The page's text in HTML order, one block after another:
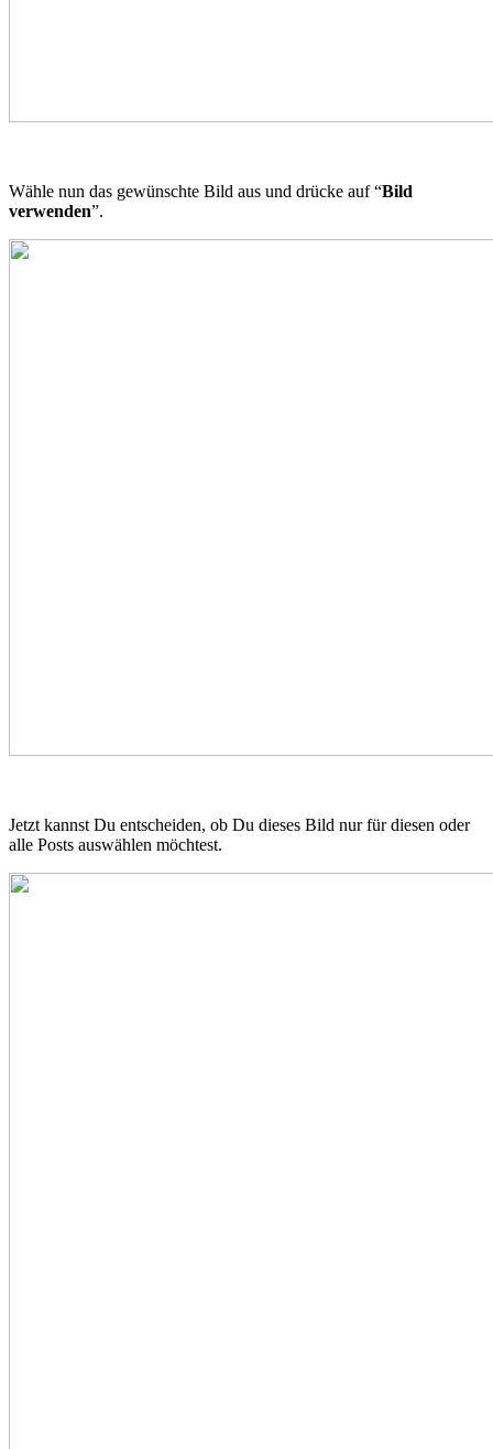
Wähle nun das gewünschte Bild aus und drücke auf “Bild
verwenden”.
Jetzt kannst Du entscheiden, ob Du dieses Bild nur für diesen oder
alle Posts auswählen möchtest.